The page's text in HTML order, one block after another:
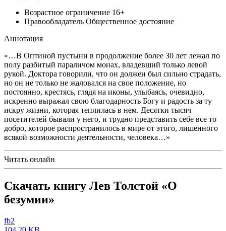
Возрастное ограничение 16+
Правообладатель Общественное достояние
Аннотация
«…В Оптиной пустыни в продолжение более 30 лет лежал по
полу разбитый параличом монах, владевший только левой
рукой. Доктора говорили, что он должен был сильно страдать,
но он не только не жаловался на свое положение, но
постоянно, крестясь, глядя на иконы, улыбаясь, очевидно,
искренно выражал свою благодарность Богу и радость за ту
искру жизни, которая теплилась в нем. Десятки тысяч
посетителей бывали у него, и трудно представить себе все то
добро, которое распространилось в мире от этого, лишенного
всякой возможности деятельности, человека…»
Читать онлайн
Скачать книгу Лев Толстой «О
безумии»
fb2